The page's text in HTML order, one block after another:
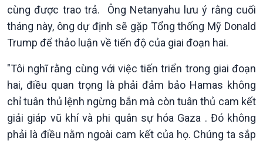
cùng được trao trả. Ông Netanyahu lưu ý rằng cuối
tháng này, ông dự định sẽ gặp Tổng thống Mỹ Donald
Trump để thảo luận về tiến độ của giai đoạn hai.
"Tôi nghĩ rằng cùng với việc tiến triển trong giai đoạn
hai, điều quan trọng là phải đảm bảo Hamas không
chỉ tuân thủ lệnh ngừng bắn mà còn tuân thủ cam kết
giải giáp vũ khí và phi quân sự hóa Gaza . Đó không
phải là điều nằm ngoài cam kết của họ. Chúng ta sắp